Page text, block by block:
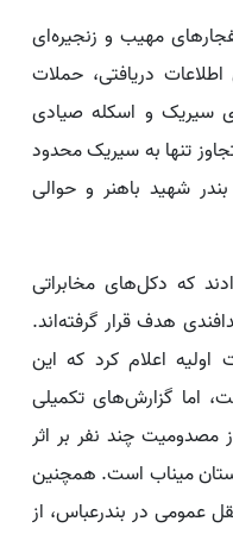
مهیب و زنجیره‌ای
دریافتی، حملات
سیریک و اسکله صیادی
تنها به سیریک محدود
شهید باهنر و حوالی
که دکل‌های مخابراتی
هدف قرار گرفته‌اند.
اولیه اعلام کرد که این
اما گزارش‌های تکمیلی
مصدومیت چند نفر بر اثر
میناب است. همچنین
عمومی در بندرعباس، از